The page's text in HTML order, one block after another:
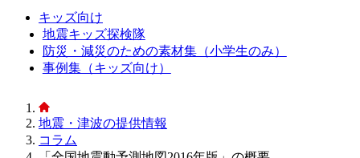
キッズ向け
地震キッズ探検隊
防災・減災のための素材集（小学生のみ）
事例集（キッズ向け）
地震・津波の提供情報
コラム